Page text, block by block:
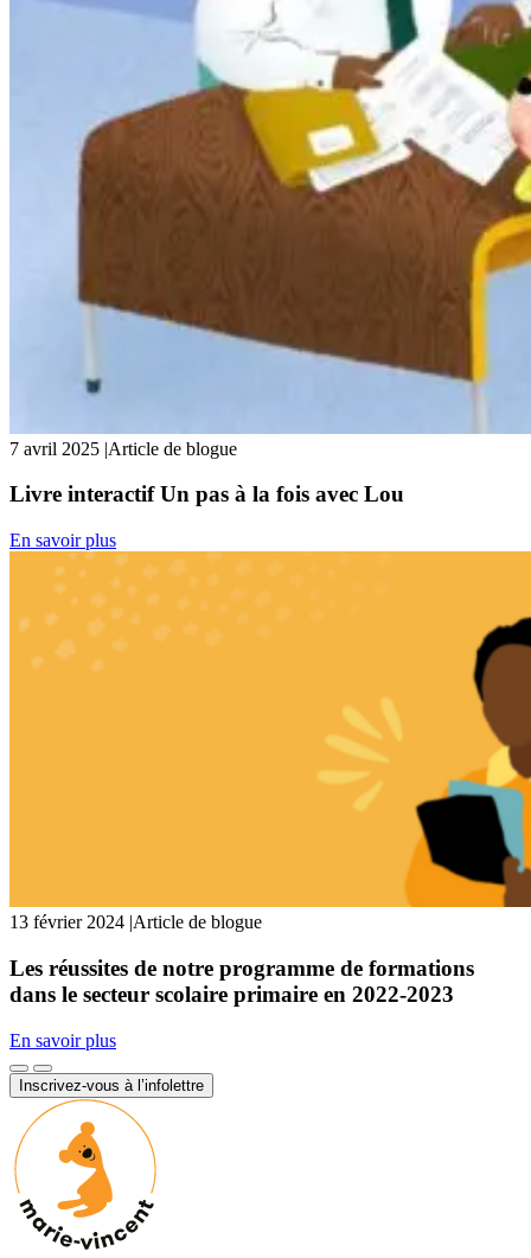
7 avril 2025 |Article de blogue
Livre interactif Un pas à la fois avec Lou
En savoir plus
13 février 2024 |Article de blogue
Les réussites de notre programme de formations
dans le secteur scolaire primaire en 2022-2023
En savoir plus
Inscrivez-vous à l’infolettre